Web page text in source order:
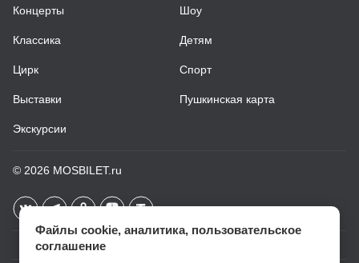
Концерты
Классика
Цирк
Выставки
Экскурсии
Шоу
Детям
Спорт
Пушкинская карта
© 2026 MOSBILET.ru
Файлы cookie, аналитика, пользовательское
соглашение